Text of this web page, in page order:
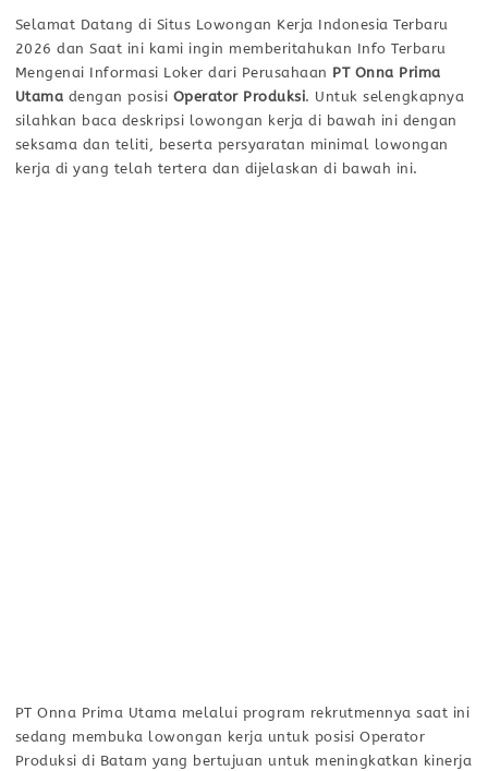
Selamat Datang di Situs Lowongan Kerja Indonesia Terbaru
2026 dan Saat ini kami ingin memberitahukan Info Terbaru
Mengenai Informasi Loker dari Perusahaan PT Onna Prima
Utama dengan posisi Operator Produksi. Untuk selengkapnya
silahkan baca deskripsi lowongan kerja di bawah ini dengan
seksama dan teliti, beserta persyaratan minimal lowongan
kerja di yang telah tertera dan dijelaskan di bawah ini.
PT Onna Prima Utama melalui program rekrutmennya saat ini
sedang membuka lowongan kerja untuk posisi Operator
Produksi di Batam yang bertujuan untuk meningkatkan kinerja